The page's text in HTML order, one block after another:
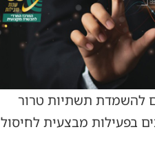
להשמדת תשתיות טרור
הרצועה ממשיכים בפעילות מבצעית לחיסול